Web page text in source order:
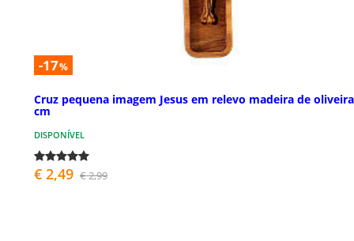
-17%
Cruz pequena imagem Jesus em relevo madeira de
cm
DISPONÍVEL
€ 2,49 € 2,99